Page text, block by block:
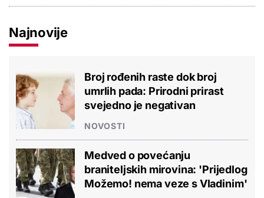
Najnovije
Broj rođenih raste dok broj
umrlih pada: Prirodni prirast
svejedno je negativan
NOVOSTI
Medved o povećanju
braniteljskih mirovina: 'Prijedlog
Možemo! nema veze s Vladinim'